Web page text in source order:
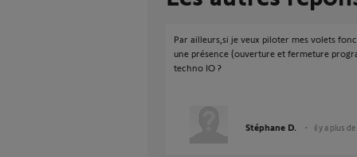
Par ailleurs,si je veux piloter mes volets
une présence (ouverture et fermeture
techno IO ?
Stéphane D. il y a plus